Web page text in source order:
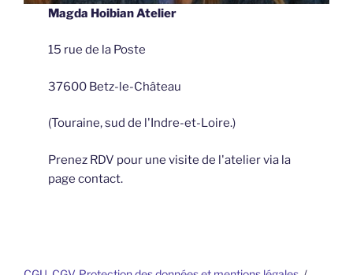
Magda Hoibian Atelier
15 rue de la Poste
37600 Betz-le-Château
(Touraine, sud de l'Indre-et-Loire.)
Prenez RDV pour une visite de l'atelier via la
page contact.